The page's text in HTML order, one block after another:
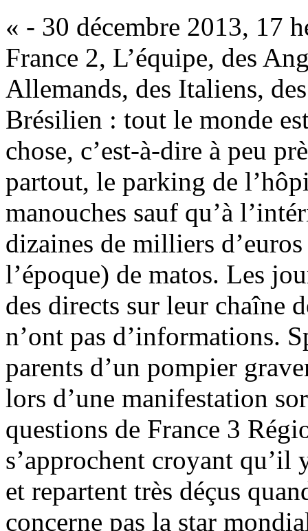
« - 30 décembre 2013, 17
France 2, L’équipe, des
Allemands, des Italiens,
Brésilien : tout le monde
chose, c’est-à-dire à peu
partout, le parking de
manouches sauf qu’à
dizaines de milliers
l’époque) de matos. Les
des directs sur leur chaîne
n’ont pas d’informations.
parents d’un pompier
lors d’une manifestation
questions de France 3
s’approchent croyant qu’il
et repartent très déçus
concerne pas la star